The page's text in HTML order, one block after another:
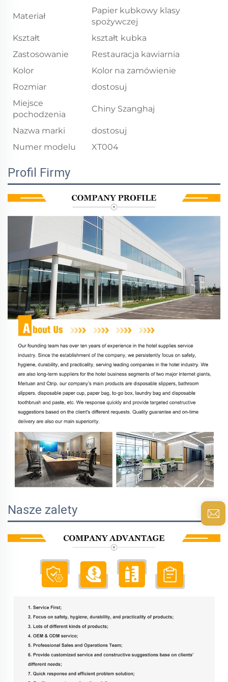
Materiał
Papier kubkowy klasy
spożywczej
Kształt
kształt kubka
Zastosowanie
Restauracja kawiarnia
Kolor
Kolor na zamówienie
Rozmiar
dostosuj
Miejsce
pochodzenia
Chiny Szanghaj
Nazwa marki
dostosuj
Numer modelu
XT004
Profil Firmy
Nasze zalety